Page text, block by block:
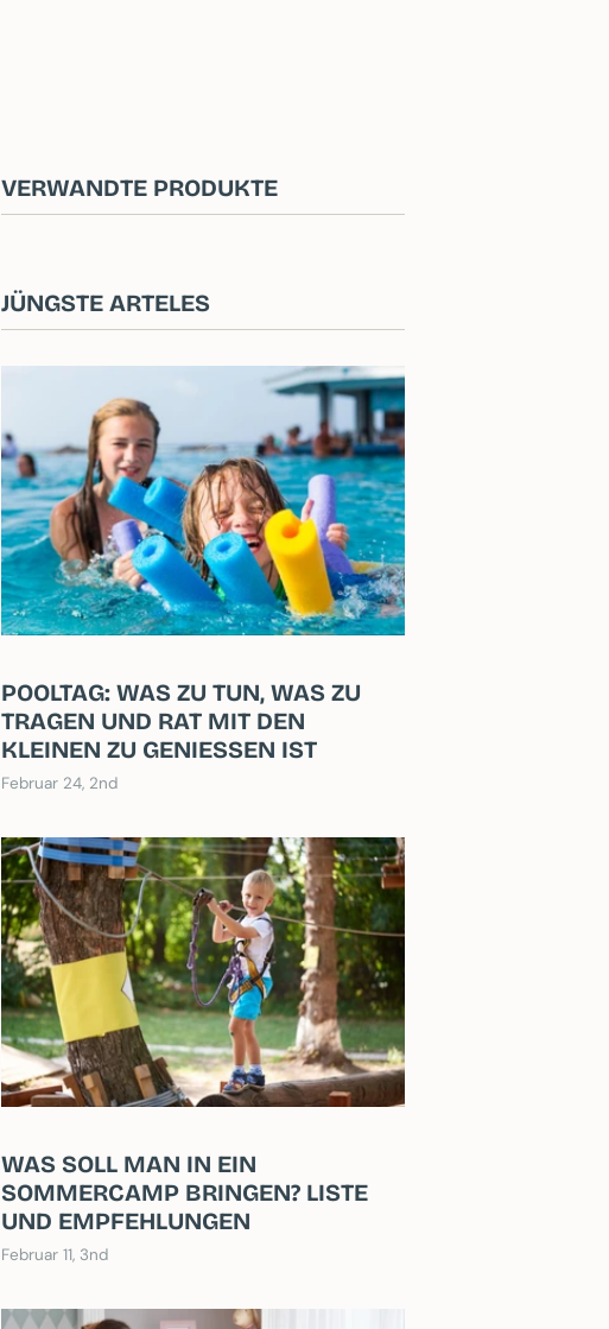
VERWANDTE PRODUKTE
JÜNGSTE ARTELES
POOLTAG: WAS ZU TUN, WAS ZU
TRAGEN UND RAT MIT DEN
KLEINEN ZU GENIESSEN IST
Februar 24, 2nd
WAS SOLL MAN IN EIN
SOMMERCAMP BRINGEN? LISTE
UND EMPFEHLUNGEN
Februar 11, 3nd